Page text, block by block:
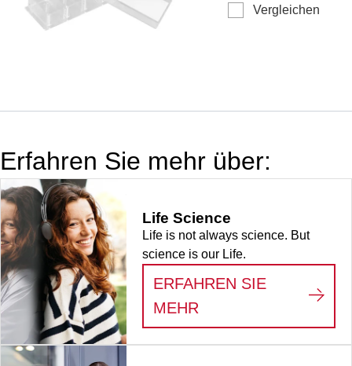
auf Deckglas, steril,
Vergleichen
Erfahren Sie mehr über:
Life Science
Life is not always science. But
science is our Life.
ERFAHREN SIE
MEHR